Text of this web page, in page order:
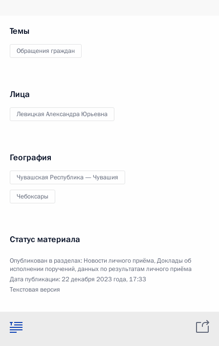
Темы
Обращения граждан
Лица
Левицкая Александра Юрьевна
География
Чувашская Республика — Чувашия
Чебоксары
Статус материала
Опубликован в разделах: Новости личного приёма,Доклады об
исполнении поручений, данных по результатам личного приёма
Дата публикации:22 декабря 2023 года, 17:33
Текстовая версия